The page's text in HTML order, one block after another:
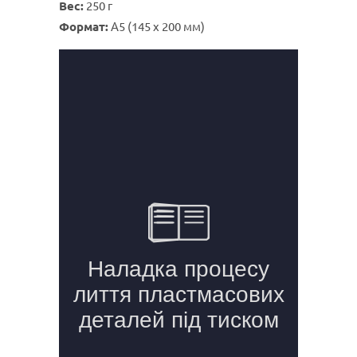
Вес: 250 г
Формат:А5 (145 х 200 мм)